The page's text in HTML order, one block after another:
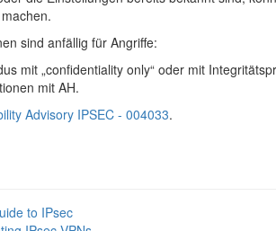
sind anfällig für Angriffe:
mit „confidentiality only“ oder mit
mit AH.
Advisory IPSEC - 004033.
to IPsec